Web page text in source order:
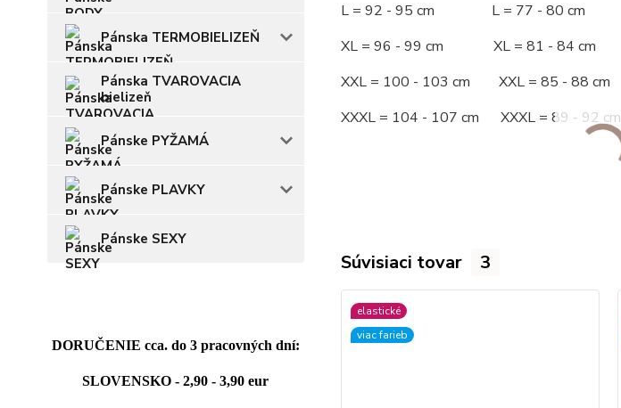
Pánska TERMOBIELIZEŇ
Pánska TVAROVACIA
bielizeň
Pánske PYŽAMÁ
Pánske PLAVKY
Pánske SEXY
DORUČENIE cca. do 3 pracovných dní:
SLOVENSKO - 2,90 - 3,90 eur
L = 92 - 95 cm L = 77 - 80 cm
XL = 96 - 99 cm XL = 81 - 84 cm
XXL = 100 - 103 cm XXL = 85 - 88 cm
XXXL = 104 - 107 cm XXXL = 89 - 92 cm
Súvisiaci tovar 3
elastické
viac farieb